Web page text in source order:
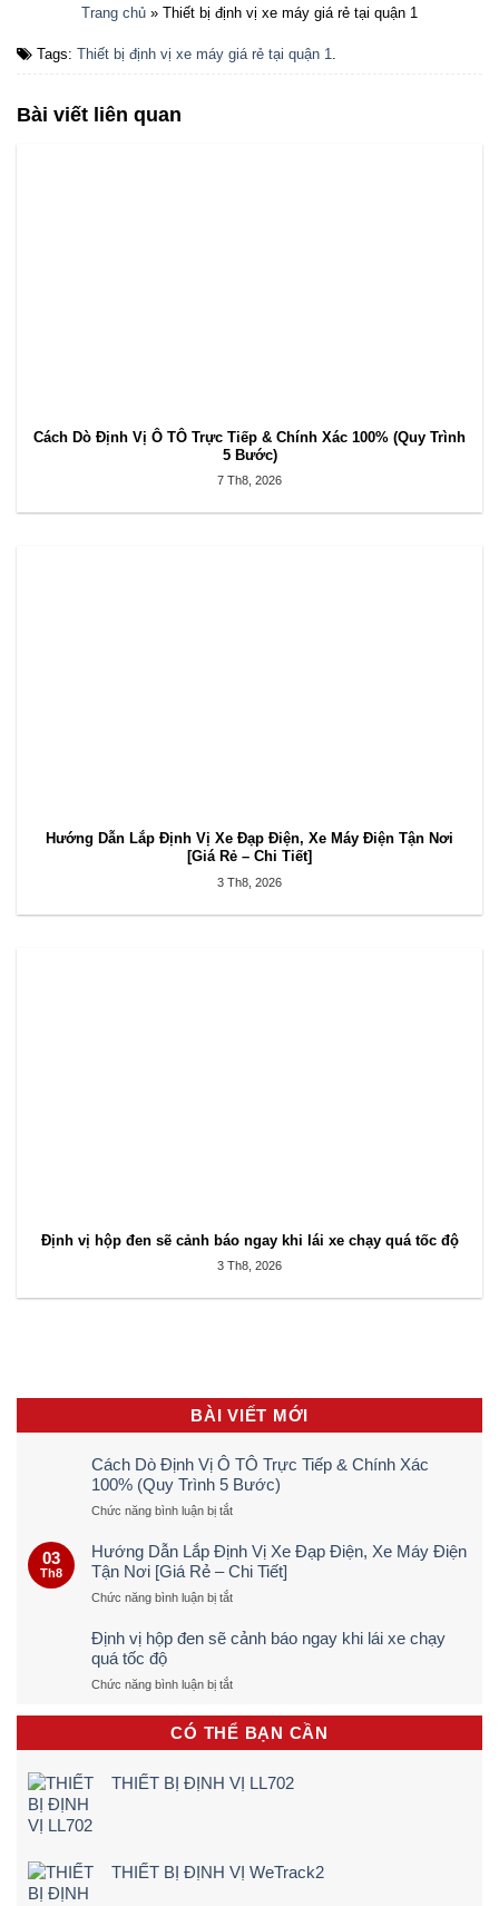
Trang chủ » Thiết bị định vị xe máy giá rẻ tại quận 1
Tags: Thiết bị định vị xe máy giá rẻ tại quận 1
Bài viết liên quan
Cách Dò Định Vị Ô TÔ Trực Tiếp & Chính Xác 100% (Quy Trình
5 Bước)
7 Th8, 2026
Hướng Dẫn Lắp Định Vị Xe Đạp Điện, Xe Máy Điện Tận Nơi
[Giá Rẻ – Chi Tiết]
3 Th8, 2026
Định vị hộp đen sẽ cảnh báo ngay khi lái xe chạy quá tốc độ
3 Th8, 2026
BÀI VIẾT MỚI
Cách Dò Định Vị Ô TÔ Trực Tiếp & Chính Xác
100% (Quy Trình 5 Bước)
Chức năng bình luận bị tắtở
Dò
Định
Vị
Ô
Trực
Chính
100%
(Quy
5
Bước)
03
Th8
Hướng Dẫn Lắp Định Vị Xe Đạp Điện, Xe Máy Điện
Tận Nơi [Giá Rẻ – Chi Tiết]
Chức năng bình luận bị tắtở
Dẫn
Vị
Đạp
Điện,
Máy
Điện
Rẻ
–
Định vị hộp đen sẽ cảnh báo ngay khi lái xe chạy
quá tốc độ
Chức năng bình luận bị tắtở
vị
hộp
cảnh
xe
CÓ THỂ BẠN CẦN
THIẾT BỊ ĐỊNH VỊ LL702
THIẾT BỊ ĐỊNH VỊ WeTrack2